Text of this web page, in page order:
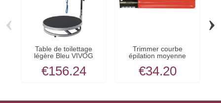
Table de toilettage
légère Bleu VIVOG
€156.24
Trimmer courbe
épilation moyenne
€34.20
‹ ›